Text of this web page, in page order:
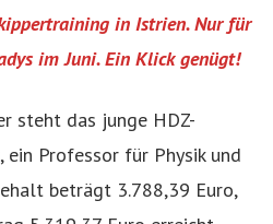
in Istrien. Nur für
im Juni. Ein Klick genügt!
steht das junge HDZ-
Professor für Physik und
beträgt 3.788,39 Euro,